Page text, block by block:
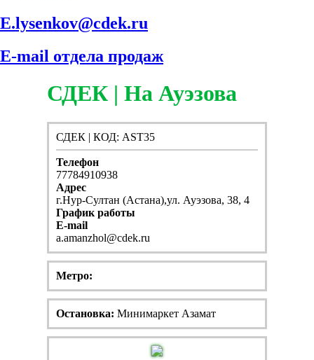
E.lysenkov@cdek.ru
E-mail отдела продаж
СДЕК | На Ауэзова
СДЕК | КОД: AST35
Телефон
77784910938
Адрес
г.Нур-Султан (Астана),ул. Ауэзова, 38, 4
График работы
E-mail
a.amanzhol@cdek.ru
Метро:
Остановка: Минимаркет Азамат